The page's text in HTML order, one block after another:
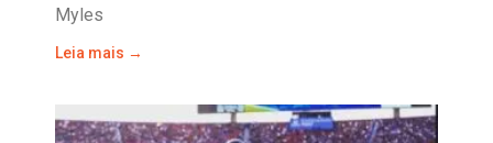
Myles
Leia mais →